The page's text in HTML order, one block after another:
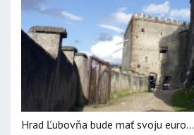
Hrad Ľubovňa bude mať svoju euro...